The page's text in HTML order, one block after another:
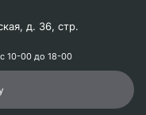
д. 36, стр.
10-00 до 18-00